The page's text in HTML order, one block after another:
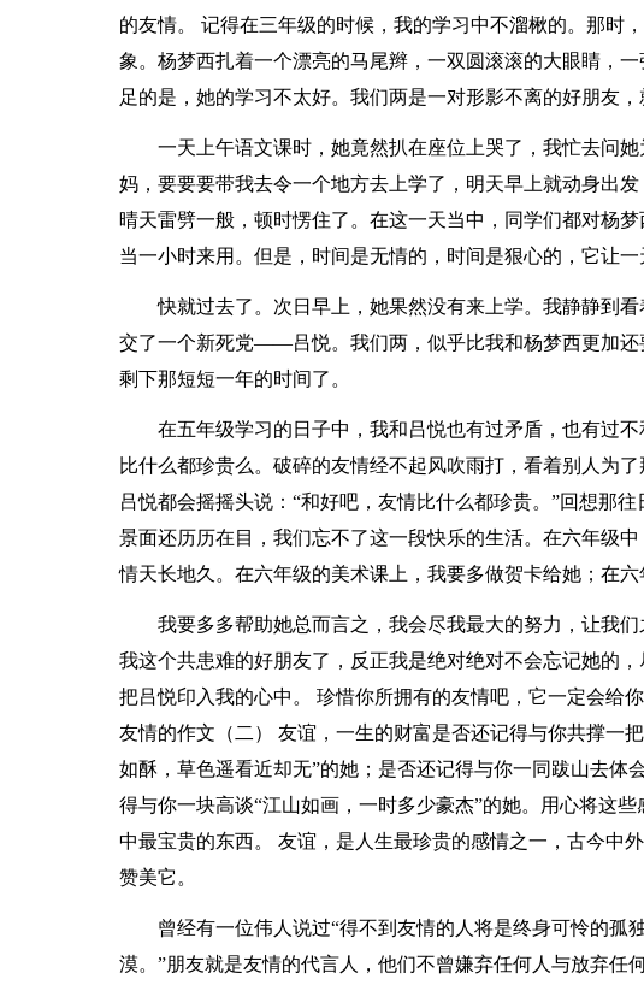
的友情。 记得在三年级的时候，我的学习中不溜楸的。那时
象。杨梦西扎着一个漂亮的马尾辫，一双圆滚滚的大眼睛，
足的是，她的学习不太好。我们两是一对形影不离的好朋友，
一天上午语文课时，她竟然扒在座位上哭了，我忙去问
妈，要要要带我去令一个地方去上学了，明天早上就动身出
晴天雷劈一般，顿时愣住了。在这一天当中，同学们都对杨
当一小时来用。但是，时间是无情的，时间是狠心的，它让一
快就过去了。次日早上，她果然没有来上学。我静静到
交了一个新死党——吕悦。我们两，似乎比我和杨梦西更加还
剩下那短短一年的时间了。
在五年级学习的日子中，我和吕悦也有过矛盾，也有过
比什么都珍贵么。破碎的友情经不起风吹雨打，看着别人为
吕悦都会摇摇头说：“和好吧，友情比什么都珍贵。”回想那
景面还历历在目，我们忘不了这一段快乐的生活。在六年级
情天长地久。在六年级的美术课上，我要多做贺卡给她；在六
我要多多帮助她总而言之，我会尽我最大的努力，让我
我这个共患难的好朋友了，反正我是绝对绝对不会忘记她的
把吕悦印入我的心中。 珍惜你所拥有的友情吧，它一定会给
友情的作文（二） 友谊，一生的财富是否还记得与你共撑一
如酥，草色遥看近却无”的她；是否还记得与你一同跋山去体
得与你一块高谈“江山如画，一时多少豪杰”的她。用心将这
中最宝贵的东西。 友谊，是人生最珍贵的感情之一，古今中
赞美它。
曾经有一位伟人说过“得不到友情的人将是终身可怜的孤
漠。”朋友就是友情的代言人，他们不曾嫌弃任何人与放弃任